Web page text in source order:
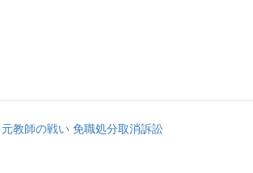
教師の戦い 免職処分取消訴訟